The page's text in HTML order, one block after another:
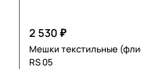
2 530 ₽
Мешки текстильные
RS 05